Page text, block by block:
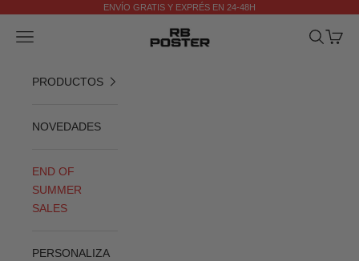
Anterior
ENVÍO GRATIS Y EXPRÉS EN 24-48H
RB POSTER
Menú Buscar
Cesta
PRODUCTOS
NOVEDADES
END OF
SUMMER
SALES
PERSONALIZA